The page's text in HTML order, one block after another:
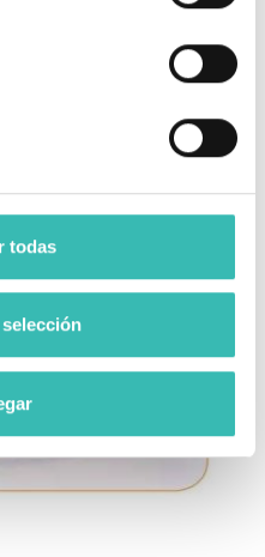
todas
parte más ancha del
representa en la foto.
metatarsal, puede elegir